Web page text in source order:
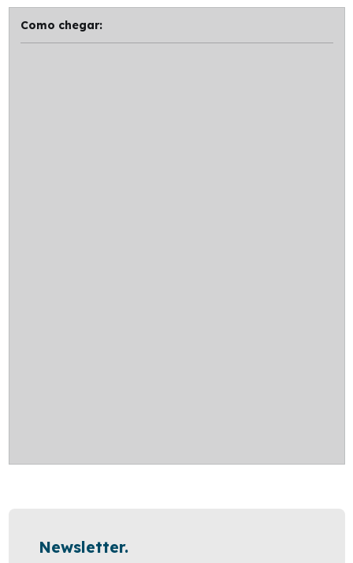
Como chegar:
Newsletter.